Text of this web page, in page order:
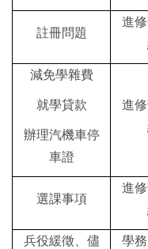
註冊問題
進
減免學雜費
就學貸款
辦理汽機車停
車證
進
選課事項
進
兵役緩徵、儘
學務